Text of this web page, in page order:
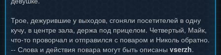
Трое, дежурившие у выходов, сгоняли посетителей в одну
кучу, в центре зала, держа под прицелом. Четвертый, Майк,
что-то проворчал и отправился с поваром и Николь обратно.
-- Слова и действия повара могут быть описаны vserzh.